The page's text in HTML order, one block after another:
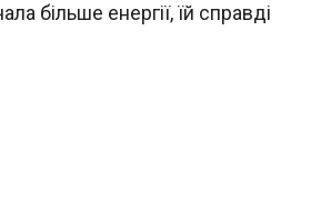
більше енергії, їй справді